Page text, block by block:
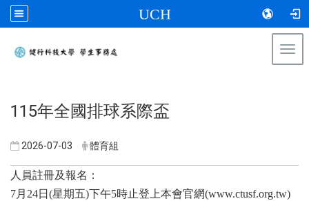
UCH
115年全國排球系際盃
2026-07-03 體育組
人員註冊及報名：
7月24日(星期五)下午5時止登上本會官網(www.ctusf.org.tw)